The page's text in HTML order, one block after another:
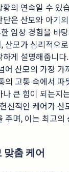
의 연속일 수 있
은 산모와 아기
임상 경험을 바
산모가 심리적으
게 설명해줍니
어 산모의 가장 가
의 고통 속에서 따
큰 힘이 되는지
신적인 케어가
주며, 이는 최고의
맞춤 케어